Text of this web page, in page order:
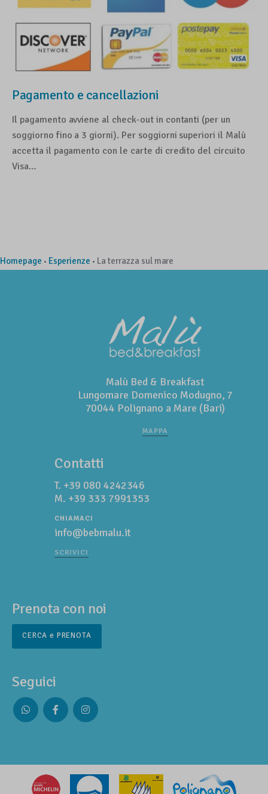
Pagamento e cancellazioni
Il pagamento avviene al check-out in contanti (per un
soggiorno fino a 3 giorni). Per soggiorni superiori il Malù
accetta il pagamento con le carte di credito del circuito
Visa…
Homepage • Esperienze • La terrazza sul mare
Malù Bed & Breakfast
Lungomare Domenico Modugno, 7
70044 Polignano a Mare (Bari)
MAPPA
Contatti
T. +39 080 4242346
M. +39 333 7991353
CHIAMACI
info@bebmalu.it
SCRIVICI
Prenota con noi
CERCA e PRENOTA
Seguici